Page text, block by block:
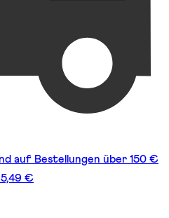
auf Bestellungen über 150 €
€